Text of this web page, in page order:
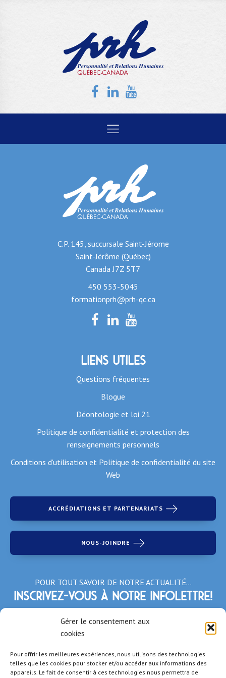
Gérer le consentement aux
cookies
Pour offrir les meilleures expériences, nous utilisons des technologies
telles que les cookies pour stocker et/ou accéder aux informations des
appareils. Le fait de consentir à ces technologies nous permettra de
C.P. 145, succursale Saint-Jérome
Saint-Jérôme (Québec)
Canada J7Z 5T7
450 553-5045
formationprh@prh-qc.ca
Liens utiles
Questions fréquentes
Blogue
Déontologie et loi 21
Politique de confidentialité et protection des
renseignements personnels
Conditions d'utilisation et Politique de confidentialité du site
Web
ACCRÉDIATIONS ET PARTENARIATS
NOUS-JOINDRE
POUR TOUT SAVOIR DE NOTRE ACTUALITÉ…
Inscrivez-vous à notre infolettre!
*Champs obligatoires